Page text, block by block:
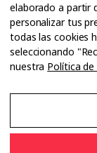
Guías
Dossier
Anuarios
Ofertas de empleo
elaborado a partir
personalizar tus
todas las cookies
seleccionando
nuestra Política de